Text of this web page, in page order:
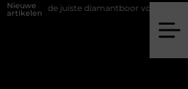
Nieuwe
artikelen voor uw project Hoe